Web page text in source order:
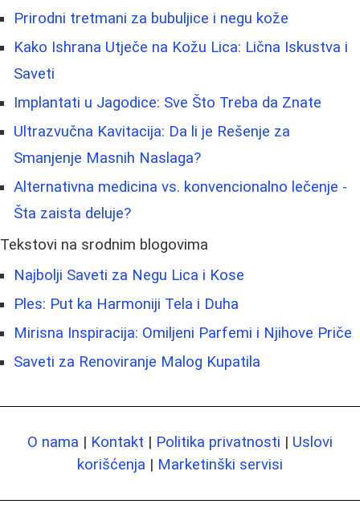
Prirodni tretmani za bubuljice i negu kože
Kako Ishrana Utječe na Kožu Lica: Lična Iskustva i
Saveti
Implantati u Jagodice: Sve Što Treba da Znate
Ultrazvučna Kavitacija: Da li je Rešenje za
Smanjenje Masnih Naslaga?
Alternativna medicina vs. konvencionalno lečenje -
Šta zaista deluje?
Tekstovi na srodnim blogovima
Najbolji Saveti za Negu Lica i Kose
Ples: Put ka Harmoniji Tela i Duha
Mirisna Inspiracija: Omiljeni Parfemi i Njihove Priče
Saveti za Renoviranje Malog Kupatila
O nama | Kontakt | Politika privatnosti | Uslovi
korišćenja | Marketinški servisi